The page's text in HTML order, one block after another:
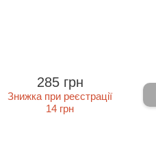
285 грн
Знижка при реєстрації
14 грн